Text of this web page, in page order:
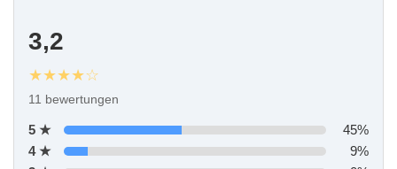
3,2
★★★★☆
11 bewertungen
5 ★
45%
4 ★
9%